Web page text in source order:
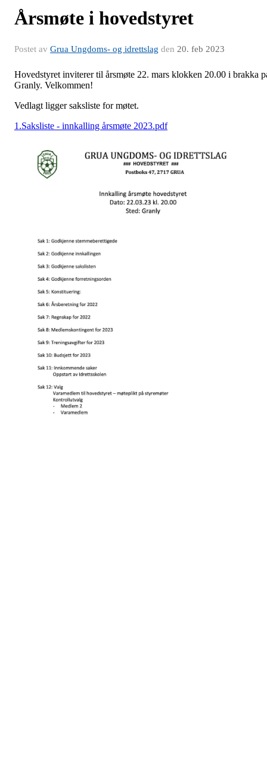
Årsmøte i hovedstyret
Postet av Grua Ungdoms- og idrettslag den 20. feb 2023
Hovedstyret inviterer til årsmøte 22. mars klokken 20.00 i brakka
Granly. Velkommen!
Vedlagt ligger saksliste for møtet.
1.Saksliste - innkalling årsmøte 2023.pdf